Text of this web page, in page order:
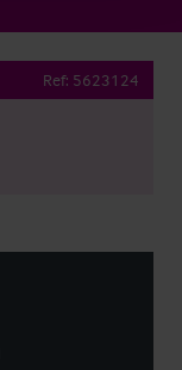
Ref: 5623124